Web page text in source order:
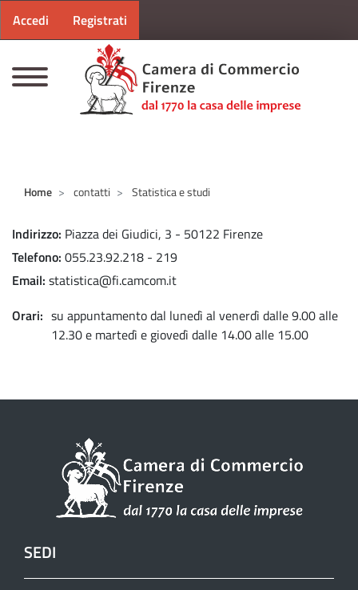
Menu profilo utente
Accedi Registrati
Home contatti Statistica e studi
Indirizzo Piazza dei Giudici, 3 - 50122 Firenze
Telefono 055.23.92.218 - 219
Email statistica@fi.camcom.it
Orari
su appuntamento dal lunedì al venerdì dalle 9.00 alle
12.30 e martedì e giovedì dalle 14.00 alle 15.00
SEDI